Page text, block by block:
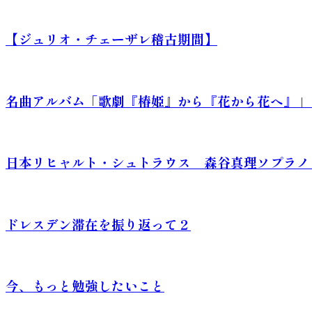
【ジュリオ・チェーザレ稽古期間】
名曲アルバム「歌劇『椿姫』から『花から花へ』
日本リヒャルト・シュトラウス 森谷真理ソプラ
ドレスデン滞在を振り返って２
今、もっと勉強したいこと